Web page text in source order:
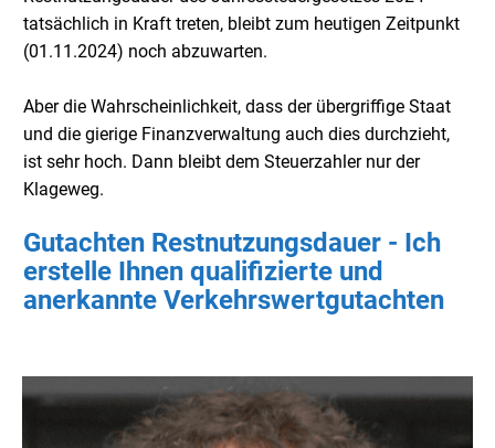
tatsächlich in Kraft treten, bleibt zum heutigen Zeitpunkt
(01.11.2024) noch abzuwarten.
Aber die Wahrscheinlichkeit, dass der übergriffige Staat
und die gierige Finanzverwaltung auch dies durchzieht,
ist sehr hoch. Dann bleibt dem Steuerzahler nur der
Klageweg.
Gutachten Restnutzungsdauer - Ich
erstelle Ihnen qualifizierte und
anerkannte Verkehrswertgutachten